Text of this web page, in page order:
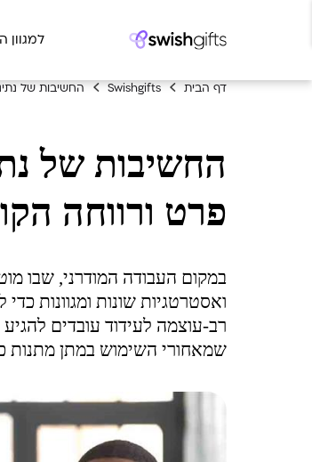
למגוון
דף הבית Swishgifts החשיבות של
החשיבות של
פרט ורווחה
במקום העבודה המודרני, שבו
ואסטרטגיות שונות ומגוונות
רב-עוצמה לעידוד עובדים
שמאחורי השימוש במתן מתנות